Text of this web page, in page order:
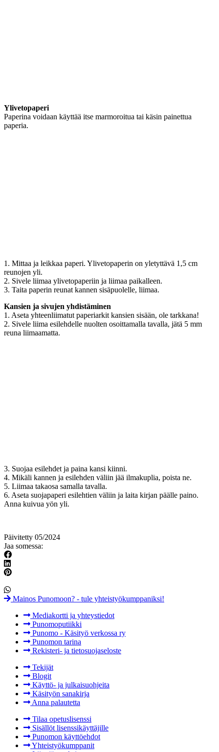
Ylivetopaperi
Paperina voidaan käyttää itse marmoroitua tai käsin painettua
paperia.
1. Mittaa ja leikkaa paperi. Ylivetopaperin on yletyttävä 1,5 cm
reunojen yli.
2. Sivele liimaa ylivetopaperiin ja liimaa paikalleen.
3. Taita paperin reunat kannen sisäpuolelle, liimaa.
Kansien ja sivujen yhdistäminen
1. Aseta yhteenliimatut paperiarkit kansien sisään, ole tarkkana!
2. Sivele liima esilehdelle nuolten osoittamalla tavalla, jätä 5 mm
reuna liimaamatta.
3. Suojaa esilehdet ja paina kansi kiinni.
4. Mikäli kannen ja esilehden väliin jää ilmakuplia, poista ne.
5. Liimaa takaosa samalla tavalla.
6. Aseta suojapaperi esilehtien väliin ja laita kirjan päälle paino.
Anna kuivua yön yli.
Päivitetty 05/2024
Jaa somessa:
Mainos Punomoon? - tule yhteistyökumppaniksi!
Mediakortti ja yhteystiedot
Punomoputiikki
Punomo - Käsityö verkossa ry
Punomon tarina
Rekisteri- ja tietosuojaseloste
Tekijät
Blogit
Käyttö- ja julkaisuohjeita
Käsityön sanakirja
Anna palautetta
Tilaa opetuslisenssi
Sisällöt lisenssikäyttäjille
Punomon käyttöehdot
Yhteistyökumppanit